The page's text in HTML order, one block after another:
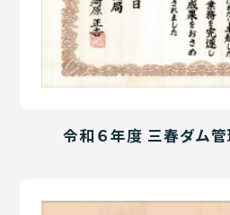
令和６年度 三春ダム